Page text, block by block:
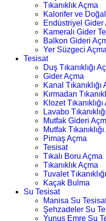
Tıkanıklık Açma
Kalorifer ve
Endüstriyel Gider
Kameralı Gider
Balkon Gideri
Yer Süzgeci Açma
Tesisat
Duş Tıkanıklığı
Gider Açma
Kanal Tıkanıklığı
Kırmadan
Klozet
Lavabo
Mutfak Gideri
Mutfak
Pimaş Açma
Tesisat
Tıkalı Boru Açma
Tıkanıklık Açma
Tuvalet
Kaçak Bulma
Su Tesisat
Manisa Su
Şehzadeler Su
Yunus Emre Su